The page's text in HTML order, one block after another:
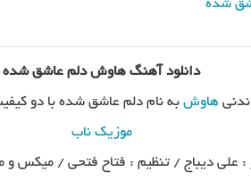
شده
دانلود آهنگ هاوش دلم عاشق شده
هاوش به نام دلم عاشق شده با دو کیفیت ۳۲۰ و ۱۲۸ + متن
موزیک ناب
: علی دیباج / تنظیم : فتاح فتحی / میکس و